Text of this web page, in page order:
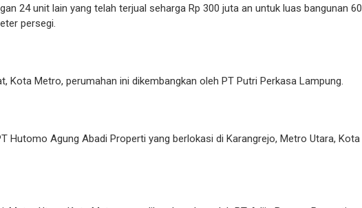
24 unit lain yang telah terjual seharga Rp 300 juta an untuk luas bangunan 60
persegi.
Kota Metro, perumahan ini dikembangkan oleh PT Putri Perkasa Lampung.
Hutomo Agung Abadi Properti yang berlokasi di Karangrejo, Metro Utara, Kota